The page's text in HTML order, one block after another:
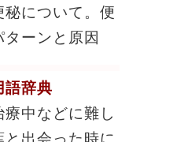
秘について。便
ターンと原因
語辞典
中などに難し